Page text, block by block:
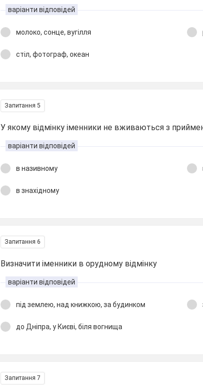
варіанти відповідей
молоко, сонце, вугілля
стіл, фотограф, океан
Запитання 5
У якому відмінку іменники не вживаються з
варіанти відповідей
в називному
в знахідному
Запитання 6
Визначити іменники в орудному відмінку
варіанти відповідей
під землею, над книжкою, за будинком
до Дніпра, у Києві, біля вогнища
Запитання 7